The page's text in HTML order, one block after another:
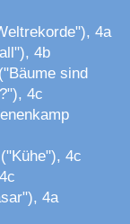
4a
4b
sind
4c
4c
4a